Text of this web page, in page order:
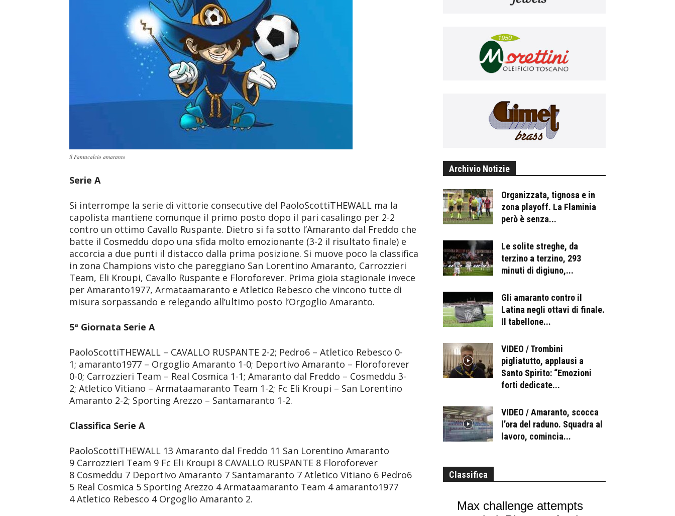
il Fantacalcio amaranto
Serie A
Si interrompe la serie di vittorie consecutive del PaoloScottiTHEWALL ma la
capolista mantiene comunque il primo posto dopo il pari casalingo per 2-2
contro un ottimo Cavallo Ruspante. Dietro si fa sotto l’Amaranto dal Freddo che
batte il Cosmeddu dopo una sfida molto emozionante (3-2 il risultato finale) e
accorcia a due punti il distacco dalla prima posizione. Si muove poco la classifica
in zona Champions visto che pareggiano San Lorentino Amaranto, Carrozzieri
Team, Eli Kroupi, Cavallo Ruspante e Floroforever. Prima gioia stagionale invece
per Amaranto1977, Armataamaranto e Atletico Rebesco che vincono tutte di
misura sorpassando e relegando all’ultimo posto l’Orgoglio Amaranto.
5ª Giornata Serie A
PaoloScottiTHEWALL – CAVALLO RUSPANTE 2-2; Pedro6 – Atletico Rebesco 0-
1; amaranto1977 – Orgoglio Amaranto 1-0; Deportivo Amaranto – Floroforever
0-0; Carrozzieri Team – Real Cosmica 1-1; Amaranto dal Freddo – Cosmeddu 3-
2; Atletico Vitiano – Armataamaranto Team 1-2; Fc Eli Kroupi – San Lorentino
Amaranto 2-2; Sporting Arezzo – Santamaranto 1-2.
Classifica Serie A
PaoloScottiTHEWALL 13 Amaranto dal Freddo 11 San Lorentino Amaranto
9 Carrozzieri Team 9 Fc Eli Kroupi 8 CAVALLO RUSPANTE 8 Floroforever
8 Cosmeddu 7 Deportivo Amaranto 7 Santamaranto 7 Atletico Vitiano 6 Pedro6
5 Real Cosmica 5 Sporting Arezzo 4 Armataamaranto Team 4 amaranto1977
4 Atletico Rebesco 4 Orgoglio Amaranto 2.
Archivio Notizie
Organizzata, tignosa e in
zona playoff. La Flaminia
però è senza...
Le solite streghe, da
terzino a terzino, 293
minuti di digiuno,...
Gli amaranto contro il
Latina negli ottavi di finale.
Il tabellone...
VIDEO / Trombini
pigliatutto, applausi a
Santo Spirito: “Emozioni
forti dedicate...
VIDEO / Amaranto, scocca
l’ora del raduno. Squadra al
lavoro, comincia...
Classifica